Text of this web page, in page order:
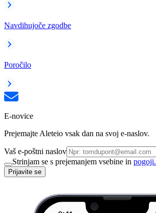
Navdihujoče zgodbe
Poročilo
E-novice
Prejemajte Aleteio vsak dan na svoj e-naslov.
Vaš e-poštni naslov
Strinjam se s prejemanjem vsebine in pogoji.
Prijavite se